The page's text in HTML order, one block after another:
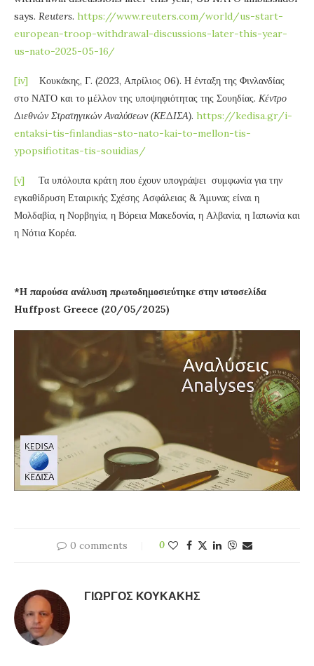
says. Reuters. https://www.reuters.com/world/us-start-
european-troop-withdrawal-discussions-later-this-year-
us-nato-2025-05-16/
[iv] Κουκάκης, Γ. (2023, Απρίλιος 06). Η ένταξη της Φινλανδίας
στο ΝΑΤΟ και το μέλλον της υποψηφιότητας της Σουηδίας. Κέντρο
Διεθνών Στρατηγικών Αναλύσεων (ΚΕΔΙΣΑ). https://kedisa.gr/i-
entaksi-tis-finlandias-sto-nato-kai-to-mellon-tis-
ypopsifiotitas-tis-souidias/
[v] Τα υπόλοιπα κράτη που έχουν υπογράψει συμφωνία για την
εγκαθίδρυση Εταιρικής Σχέσης Ασφάλειας & Άμυνας είναι η
Μολδαβία, η Νορβηγία, η Βόρεια Μακεδονία, η Αλβανία, η Ιαπωνία και
η Νότια Κορέα.
*Η παρούσα ανάλυση πρωτοδημοσιεύτηκε στην ιστοσελίδα
Huffpost Greece (20/05/2025)
0 comments 0
ΓΙΏΡΓΟΣ ΚΟΥΚΆΚΗΣ